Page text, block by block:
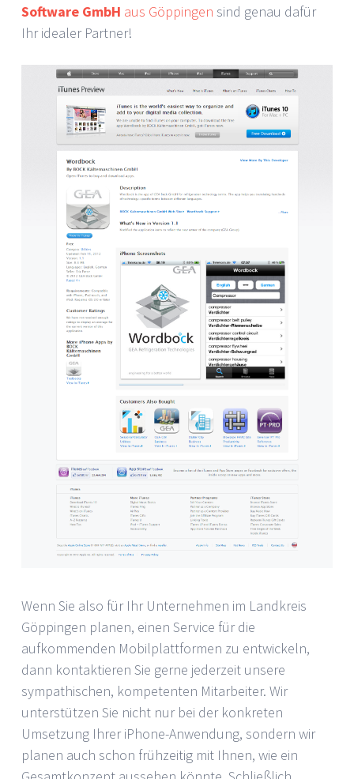
Software GmbH aus Göppingen sind genau dafür
Ihr idealer Partner!
Wenn Sie also für Ihr Unternehmen im Landkreis
Göppingen planen, einen Service für die
aufkommenden Mobilplattformen zu entwickeln,
dann kontaktieren Sie gerne jederzeit unsere
sympathischen, kompetenten Mitarbeiter. Wir
unterstützen Sie nicht nur bei der konkreten
Umsetzung Ihrer iPhone-Anwendung, sondern wir
planen auch schon frühzeitig mit Ihnen, wie ein